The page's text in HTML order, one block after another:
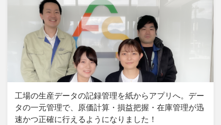
工場の生産データの記録管理を紙からアプリへ。デー
タの一元管理で、原価計算・損益把握・在庫管理が迅
速かつ正確に行えるようになりました！